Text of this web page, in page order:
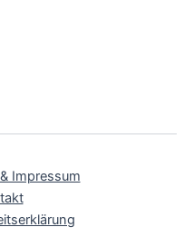
Impressum